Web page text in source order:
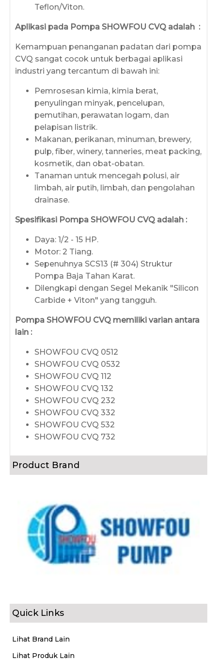
Teflon/Viton.
Aplikasi pada Pompa SHOWFOU CVQ adalah :
Kemampuan penanganan padatan dari pompa
CVQ sangat cocok untuk berbagai aplikasi
industri yang tercantum di bawah ini:
Pemrosesan kimia, kimia berat,
penyulingan minyak, pencelupan,
pemutihan, perawatan logam, dan
pelapisan listrik.
Makanan, perikanan, minuman, brewery,
pulp, fiber, winery, tanneries, meat packing,
kosmetik, dan obat-obatan.
Tanaman untuk mencegah polusi, air
limbah, air putih, limbah, dan pengolahan
drainase.
Spesifikasi Pompa SHOWFOU CVQ adalah :
Daya: 1/2 - 15 HP.
Motor: 2 Tiang.
Sepenuhnya SCS13 (# 304) Struktur
Pompa Baja Tahan Karat.
Dilengkapi dengan Segel Mekanik "Silicon
Carbide + Viton" yang tangguh.
Pompa SHOWFOU CVQ memiliki varian antara
lain :
SHOWFOU CVQ 0512
SHOWFOU CVQ 0532
SHOWFOU CVQ 112
SHOWFOU CVQ 132
SHOWFOU CVQ 232
SHOWFOU CVQ 332
SHOWFOU CVQ 532
SHOWFOU CVQ 732
Product Brand
Quick Links
Lihat Brand Lain
Lihat Produk Lain